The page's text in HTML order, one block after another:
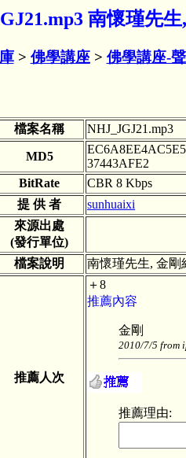
南懷瑾先
> 佛學講座> 佛學講座-
檔案名稱 NHJ_JGJ21.mp3
MD5
37443AFE2
BitRate
CBR 8 Kbps
提 供 者
sunhuaixi
來源出處
(發行單位)
檔案說明
南懷瑾先生, 金剛
推薦人次
＋8
推薦內容
金剛
2010/7/5 from
推薦理由: